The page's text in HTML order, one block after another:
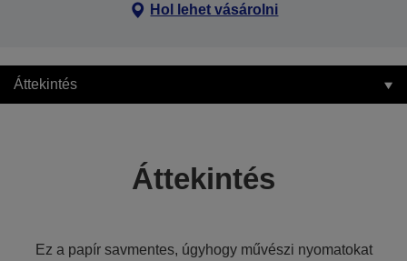
Hol lehet vásárolni
Áttekintés
Áttekintés
Ez a papír savmentes, úgyhogy művészi nyomatokat